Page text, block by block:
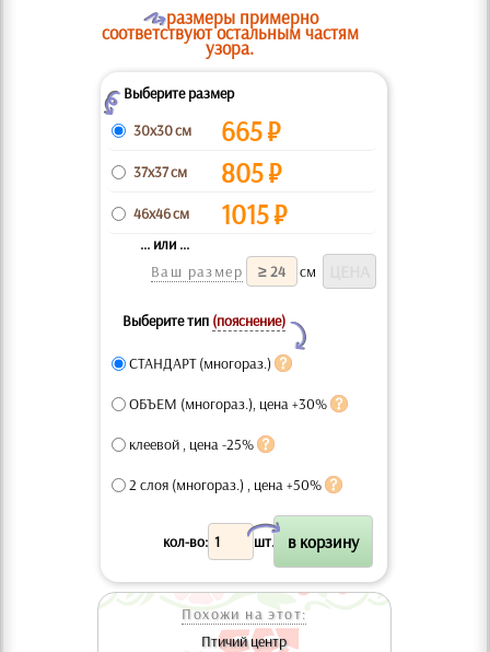
Oразмеры примерно
соответствуют остальным частям
узора.
ZВыберите размер
30x30 см
665₽
37x37 см 805₽
46x46 см 1015₽
... или ...
Ваш размер
см
Выберите тип (пояснение)
Y
СТАНДАРТ (многораз.)
ОБЪЕМ (многораз.), цена +30%
клеевой , цена -25%
2 слоя (многораз.) , цена +50%
кол-во: шт.
X
Похожи на этот:
Птичий центр